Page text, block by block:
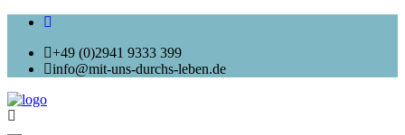
+49 (0)2941 9333 399
info@mit-uns-durchs-leben.de